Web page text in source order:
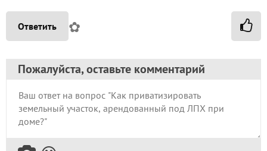
Ответить ✿
Пожалуйста, оставьте комментарий